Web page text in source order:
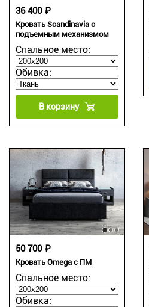
Кровать Scandinavia с
подъемным механизмом
Спальное место:
Обивка:
36 400 ₽
В корзину
Кровать Omega с ПМ
Спальное место:
Обивка:
50 700 ₽